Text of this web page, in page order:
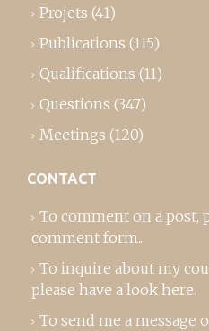
Projets (41)
Publications (115)
Qualifications (11)
Questions (347)
Meetings (120)
CONTACT
To comment on a post,
comment form..
To inquire about my
please have a look here.
To send me a message